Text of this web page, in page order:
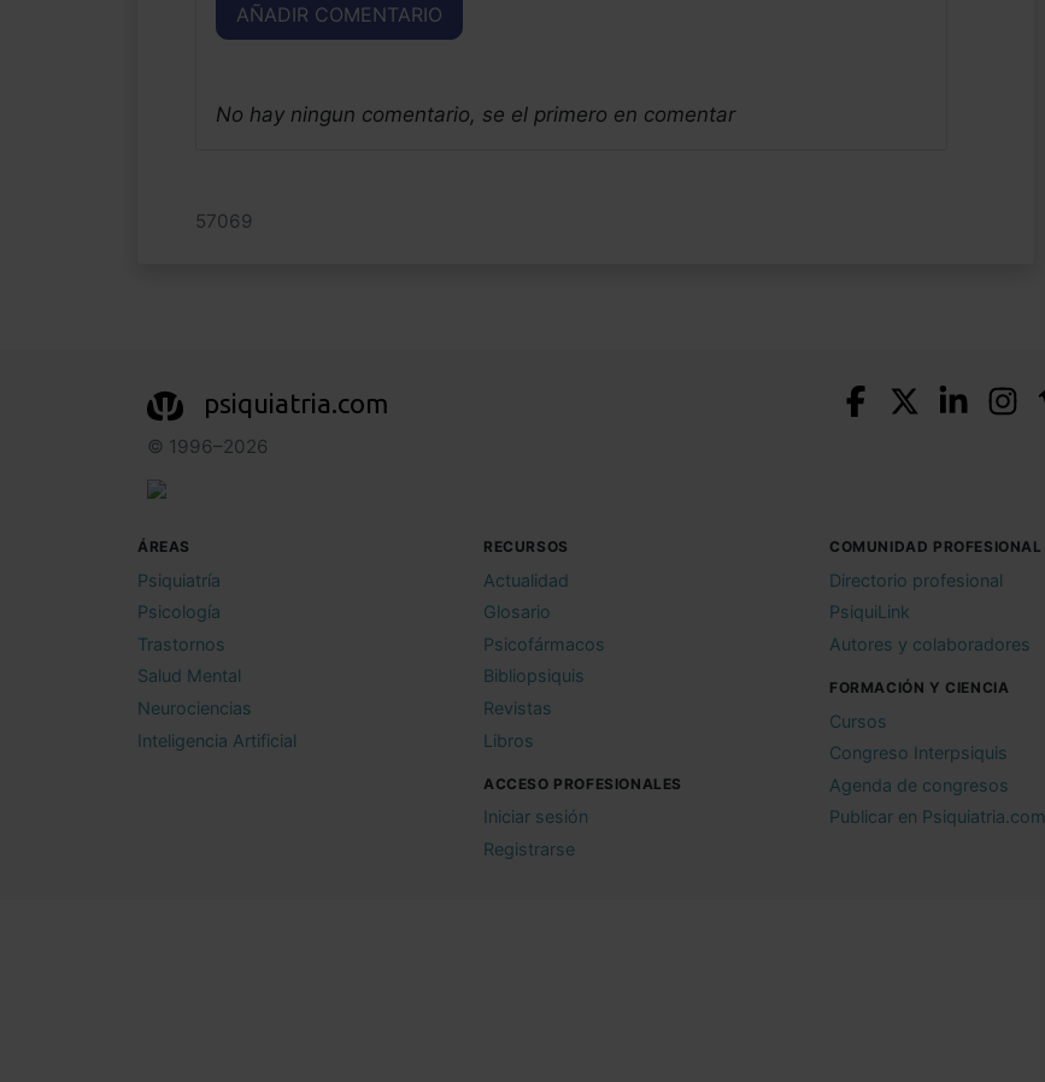
AÑADIR COMENTARIO
No hay ningun comentario, se el primero en comentar
57069
psiquiatria.com
© 1996–2026
ÁREAS
Psiquiatría
Psicología
Trastornos
Salud Mental
Neurociencias
Inteligencia Artificial
RECURSOS
Actualidad
Glosario
Psicofármacos
Bibliopsiquis
Revistas
Libros
ACCESO PROFESIONALES
Iniciar sesión
Registrarse
COMUNIDAD PROFESIONAL
Directorio profesional
PsiquiLink
Autores y colaboradores
FORMACIÓN Y CIENCIA
Cursos
Congreso Interpsiquis
Agenda de congresos
Publicar en Psiquiatria.com